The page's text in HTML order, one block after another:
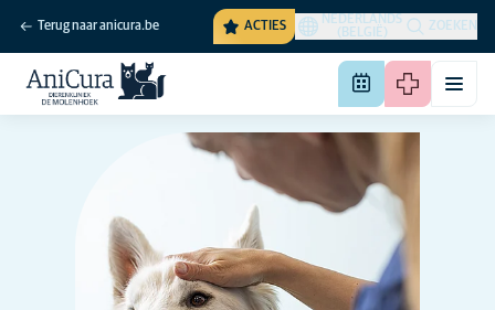
Terug naar anicura.be ACTIES
NEDERLANDS
(BELGIË)
ZOEKEN